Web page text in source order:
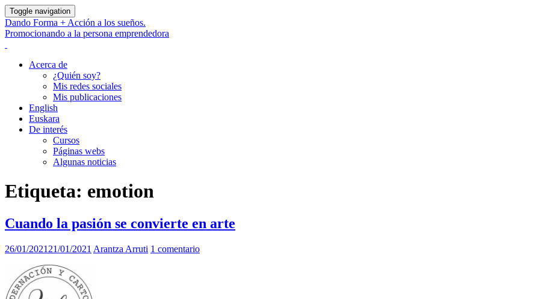
Toggle navigation
Dando Forma + Acción a los sueños.
Promocionando a la persona emprendedora
Acerca de
¿Quién soy?
Mis redes sociales
Mis publicaciones
English
Euskara
De interés
Cursos
Páginas webs
Algunas noticias
Etiqueta: emotion
Cuando la pasión se convierte en arte
26/01/2021 21/01/2021 Arantza Arruti 1 comentario